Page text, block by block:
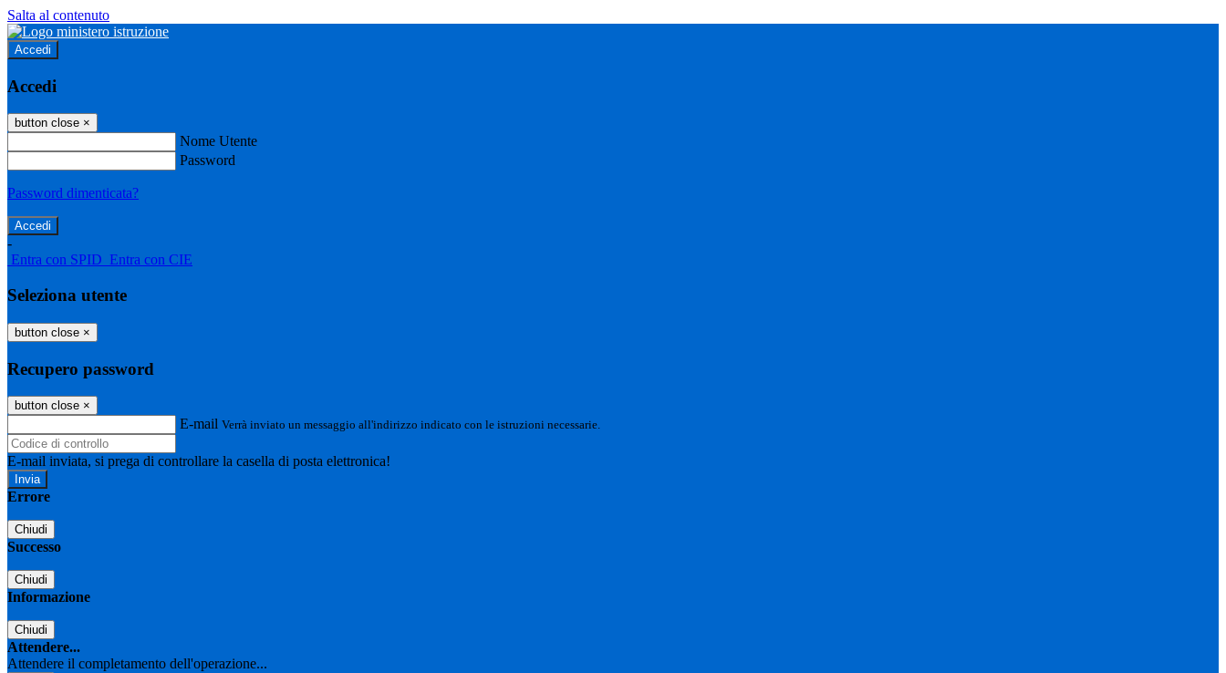
Salta al contenuto
Accedi
Accedi
button close ×
Nome Utente
Password
Password dimenticata?
-
Entra con SPID Entra con CIE
Seleziona utente
button close ×
Recupero password
button close ×
E-mail Verrà inviato un messaggio all'indirizzo indicato con le istruzioni necessarie.
E-mail inviata, si prega di controllare la casella di posta elettronica!
Errore
Chiudi
Successo
Chiudi
Informazione
Chiudi
Attendere...
Attendere il completamento dell'operazione...